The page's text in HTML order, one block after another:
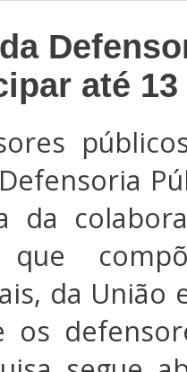
até
da
que
da
os